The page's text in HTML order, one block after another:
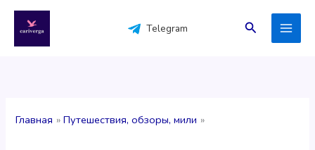
содержимому
Telegram Поиск
Главная Путешествия, обзоры, мили